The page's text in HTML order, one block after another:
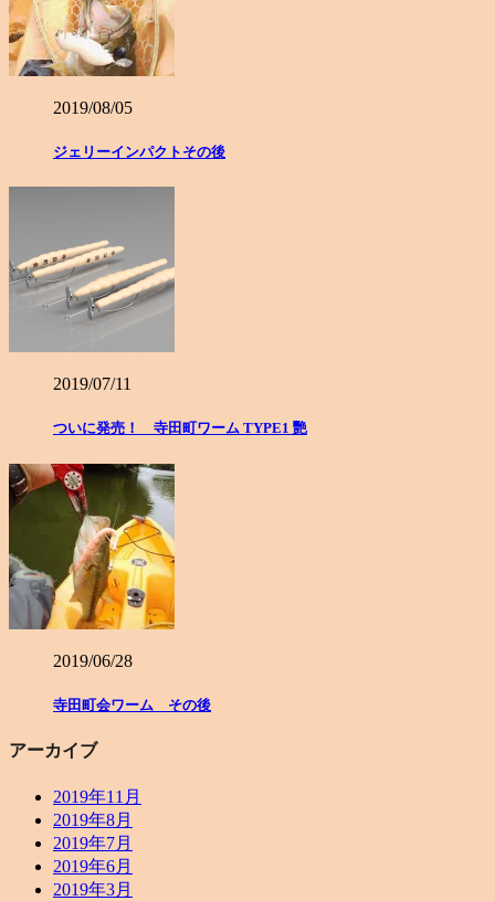
2019/08/05
ジェリーインパクトその後
2019/07/11
ついに発売！ 寺田町ワーム TYPE1 艷
2019/06/28
寺田町会ワーム その後
アーカイブ
2019年11月
2019年8月
2019年7月
2019年6月
2019年3月